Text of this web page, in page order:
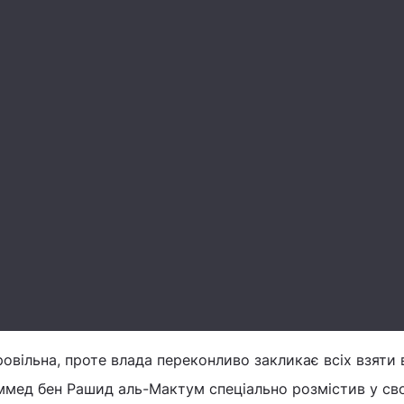
проте влада переконливо закликає всіх взяти
бен Рашид аль-Мактум спеціально розмістив у